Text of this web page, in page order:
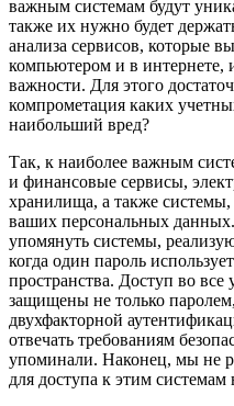
важным системам будут
также их нужно будет
анализа сервисов, которые
компьютером и в интернете,
важности. Для этого
компрометация каких
наибольший вред?
Так, к наиболее важным
и финансовые сервисы,
хранилища, а также
ваших персональных
упомянуть системы,
когда один пароль
пространства. Доступ во
защищены не только
двухфакторной
отвечать требованиям
упоминали. Наконец, мы не
для доступа к этим системам